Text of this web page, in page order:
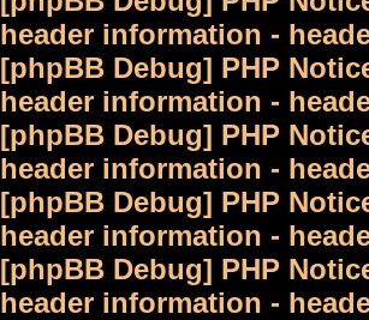
header information -
[phpBB Debug] PHP
header information -
[phpBB Debug] PHP
header information -
[phpBB Debug] PHP
header information -
[phpBB Debug] PHP
header information -